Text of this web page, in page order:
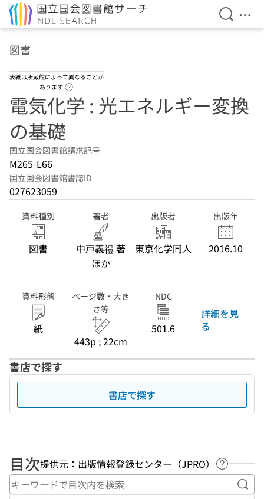
検索を
メ
図書
表紙は所蔵館によって異なることが
あります
電気化学 : 光エネルギー変換
の基礎
国立国会図書館請求記号
M265-L66
国立国会図書館書誌ID
027623059
資料種別
図書
著者
中戸義禮 著
ほか
出版者
東京化学同人
出版年
2016.10
資料形態
紙
ページ数・大き
さ等
443p ; 22cm
NDC
501.6
詳細を見
る
書店で探す
書店で探す
目次提供元：出版情報登録センター（JPRO）
ヘルプペ
キ